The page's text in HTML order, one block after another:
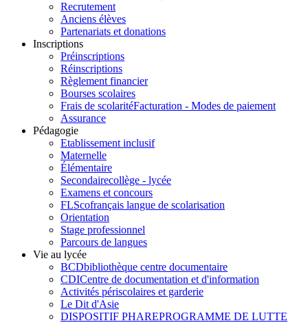
Recrutement
Anciens élèves
Partenariats et donations
Inscriptions
Préinscriptions
Réinscriptions
Règlement financier
Bourses scolaires
Frais de scolaritéFacturation - Modes de paiement
Assurance
Pédagogie
Etablissement inclusif
Maternelle
Élémentaire
Secondairecollège - lycée
Examens et concours
FLScofrançais langue de scolarisation
Orientation
Stage professionnel
Parcours de langues
Vie au lycée
BCDbibliothèque centre documentaire
CDICentre de documentation et d'information
Activités périscolaires et garderie
Le Dit d'Asie
DISPOSITIF PHAREPROGRAMME DE LUTTE